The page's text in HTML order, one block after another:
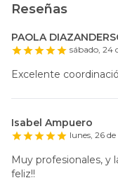
Reseñas
PAOLA
sábado, 24
Excelente
Isabel Ampuero
lunes, 26
Muy profesionales, y
feliz!!